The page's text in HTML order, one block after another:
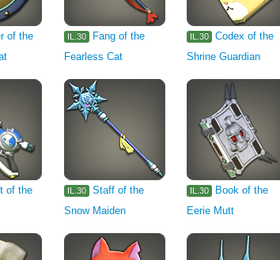
of the
IL.30
Fang of the
Fearless Cat
IL.30
Codex of the
Shrine Guardian
of the
IL.30
Staff of the
Snow Maiden
IL.30
Book of the
Eerie Mutt